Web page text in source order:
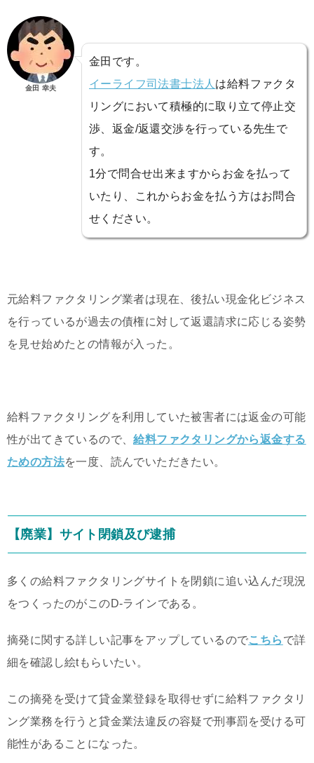
金田 幸夫
金田です。
イーライフ司法書士法人 は給料ファクタ
リングにおいて積極的に取り立て停止交
渉、返金/返還交渉を行っている先生で
す。
1分で問合せ出来ますからお金を払って
いたり、これからお金を払う方はお問合
せください。
元給料ファクタリング業者は現在、後払い現金化ビジネス
を行っているが過去の債権に対して返還請求に応じる姿勢
を見せ始めたとの情報が入った。
給料ファクタリングを利用していた被害者には返金の可能
性が出てきているので、給料ファクタリングから返金する
ための方法を一度、読んでいただきたい。
【廃業】サイト閉鎖及び逮捕
多くの給料ファクタリングサイトを閉鎖に追い込んだ現況
をつくったのがこのD-ラインである。
摘発に関する詳しい記事をアップしているのでこちら で詳
細を確認し絵tもらいたい。
この摘発を受けて貸金業登録を取得せずに給料ファクタリ
ング業務を行うと貸金業法違反の容疑で刑事罰を受ける可
能性があることになった。